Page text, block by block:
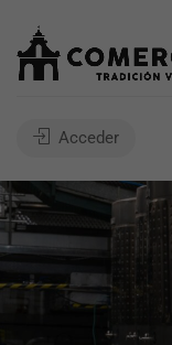
Acceder